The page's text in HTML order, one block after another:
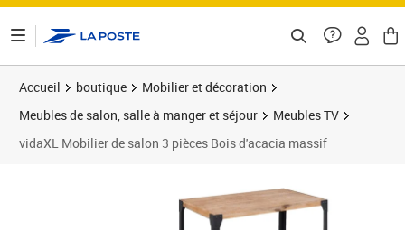
Accueil boutique
Mobilier et décoration
Meubles de salon, salle à manger et séjour
Meubles TV
vidaXL Mobilier de salon 3 pièces Bois d'acacia massif